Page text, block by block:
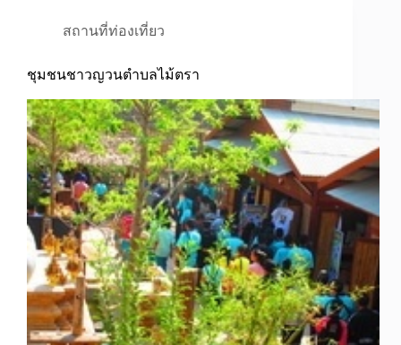
สถานที่ท่องเที่ยว
ชุมชนชาวญวนตำบลไม้ตรา